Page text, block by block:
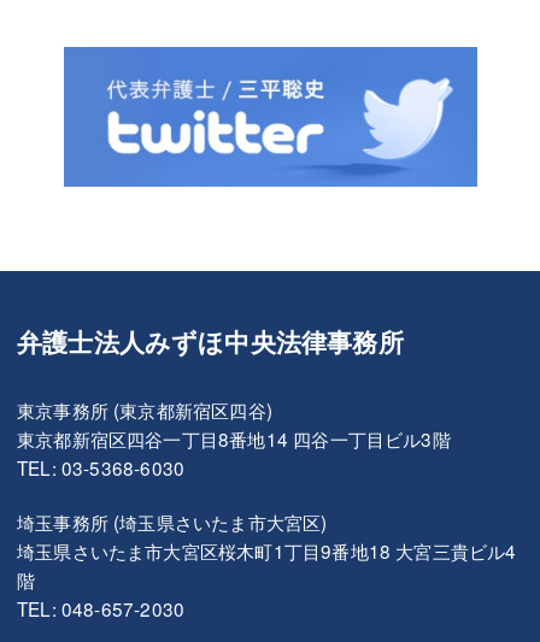
弁護士法人みずほ中央法律事務所
東京事務所 (東京都新宿区四谷)
東京都新宿区四谷一丁目8番地14 四谷一丁目ビル3階
TEL: 03-5368-6030
埼玉事務所 (埼玉県さいたま市大宮区)
埼玉県さいたま市大宮区桜木町1丁目9番地18 大宮三貴ビル4
階
TEL: 048-657-2030